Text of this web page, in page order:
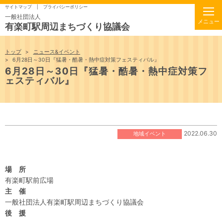
サイトマップ プライバシーポリシー
一般社団法人
有楽町駅周辺まちづくり協議会
トップ
ニュース&イベント
6月28日～30日『猛暑・酷暑・熱中症対策フェスティバル』
6月28日～30日『猛暑・酷暑・熱中症対策フ
ェスティバル』
地域イベント 2022.06.30
場 所
有楽町駅前広場
主 催
一般社団法人有楽町駅周辺まちづくり協議会
後 援